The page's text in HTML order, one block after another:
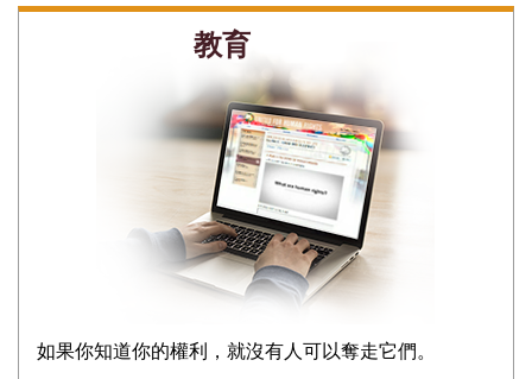
教育
如果你知道你的權利，就沒有人可以奪走它們。